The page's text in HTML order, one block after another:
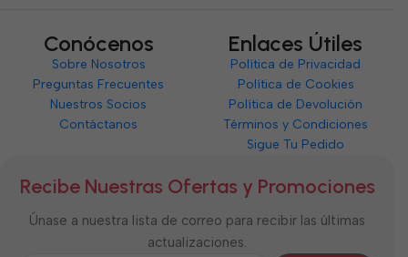
Conócenos
Sobre Nosotros
Preguntas Frecuentes
Nuestros Socios
Contáctanos
Enlaces Útiles
Política de Privacidad
Política de Cookies
Política de Devolución
Términos y Condiciones
Sigue Tu Pedido
Recibe Nuestras Ofertas y Promociones
Únase a nuestra lista de correo para recibir las últimas
actualizaciones.